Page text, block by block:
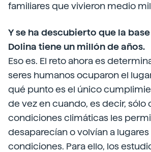
familiares que vivieron medio
Y se ha descubierto que la
Dolina tiene un millón de años.
Eso es. El reto ahora es
seres humanos ocuparon el
qué punto es el único
de vez en cuando, es decir, sólo
condiciones climáticas les
desaparecían o volvían a
condiciones. Para ello, los